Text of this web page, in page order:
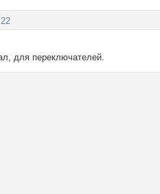
для переключателей.